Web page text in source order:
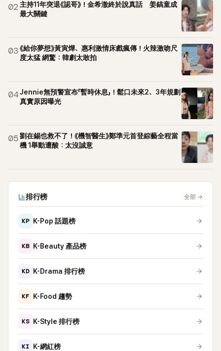
02 主持11年突退《認哥》！金希澈終於說真話 姜鎬童成
最大關鍵
03《給你夢想》黃寅燁、惠利激情床戲瘋傳！火辣激吻尺
度太猛 網驚：韓劇太敢拍
04Jennie無預警宣布「暫時休息」！鬆口未來2、3年規劃
真實原因曝光
05劉在錫也救不了！《機智醫生》鄭準元首登綜藝全程當
機 1舉動遭酸：太沒誠意
排行榜 全部 →
KP K-Pop 話題榜
KB K-Beauty 產品榜
KD K-Drama 排行榜
KF K-Food 趨勢
KS K-Style 排行榜
KI K-網紅榜